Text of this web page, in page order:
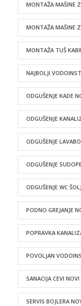
MONTAŽA MAŠINE
MONTAŽA MAŠINE
MONTAŽA TUŠ
NAJBOLJI
ODGUŠENJE KADE
ODGUŠENJE
ODGUŠENJE
ODGUŠENJE
ODGUŠENJE WC
PODNO GREJANJE
POPRAVKA
POVOLJAN
SANACIJA CEVI NOVI
SERVIS BOJLERA